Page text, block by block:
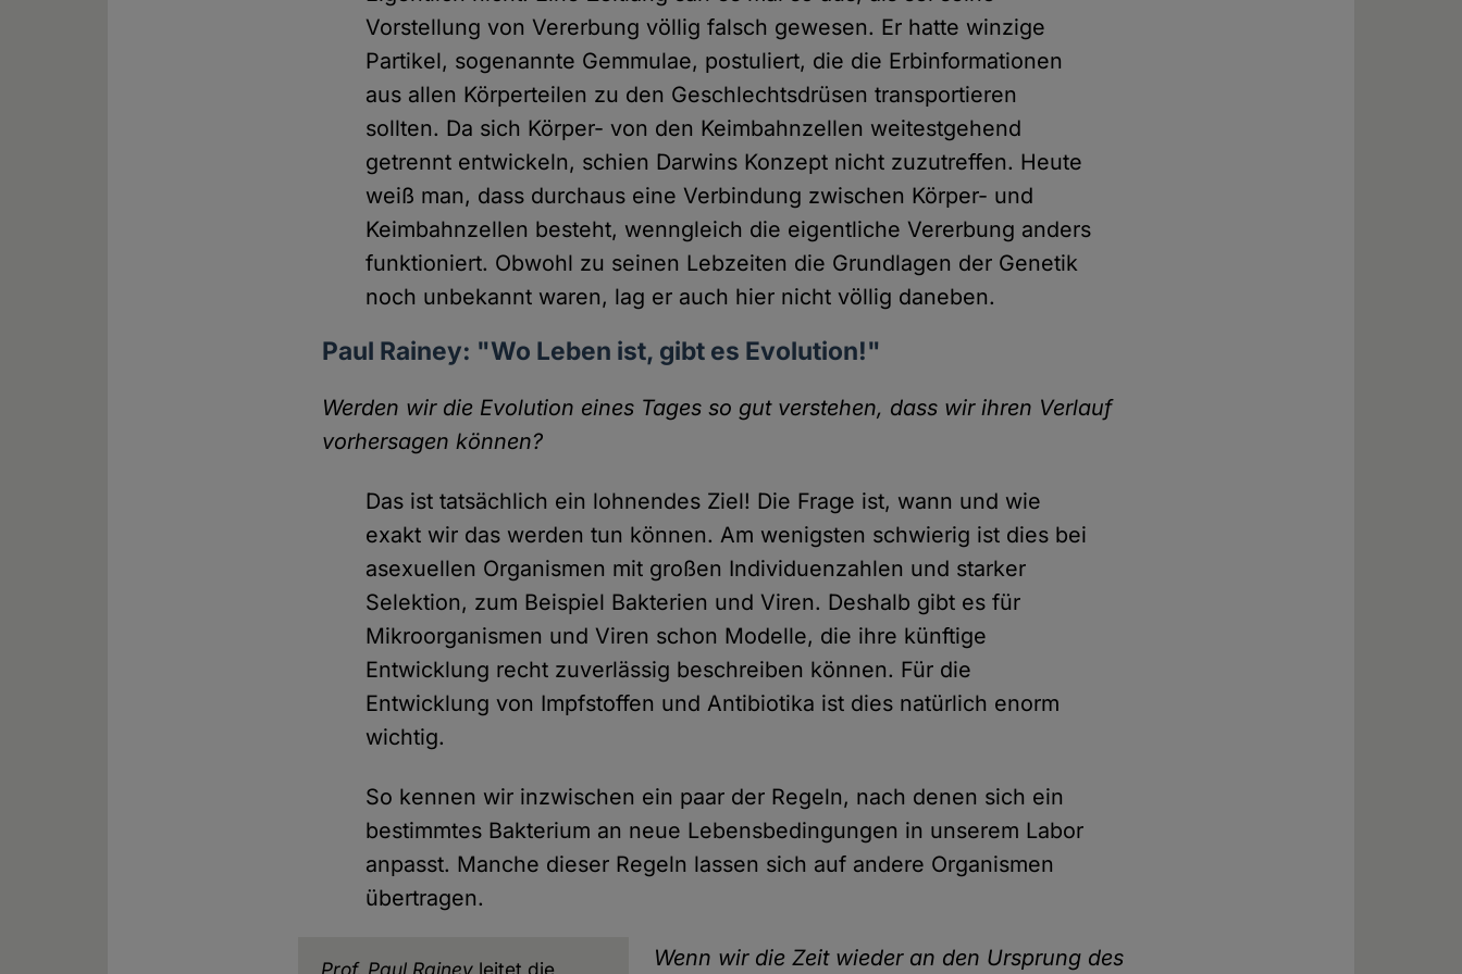
Vorstellung von Vererbung völlig falsch gewesen. Er hatte winzige
Partikel, sogenannte Gemmulae, postuliert, die die Erbinformationen
aus allen Körperteilen zu den Geschlechtsdrüsen transportieren
sollten. Da sich Körper- von den Keimbahnzellen weitestgehend
getrennt entwickeln, schien Darwins Konzept nicht zuzutreffen. Heute
weiß man, dass durchaus eine Verbindung zwischen Körper- und
Keimbahnzellen besteht, wenngleich die eigentliche Vererbung anders
funktioniert. Obwohl zu seinen Lebzeiten die Grundlagen der Genetik
noch unbekannt waren, lag er auch hier nicht völlig daneben.
Paul Rainey: "Wo Leben ist, gibt es Evolution!"
Werden wir die Evolution eines Tages so gut verstehen, dass wir ihren Verlauf
vorhersagen können?
Das ist tatsächlich ein lohnendes Ziel! Die Frage ist, wann und wie
exakt wir das werden tun können. Am wenigsten schwierig ist dies bei
asexuellen Organismen mit großen Individuenzahlen und starker
Selektion, zum Beispiel Bakterien und Viren. Deshalb gibt es für
Mikroorganismen und Viren schon Modelle, die ihre künftige
Entwicklung recht zuverlässig beschreiben können. Für die
Entwicklung von Impfstoffen und Antibiotika ist dies natürlich enorm
wichtig.
So kennen wir inzwischen ein paar der Regeln, nach denen sich ein
bestimmtes Bakterium an neue Lebensbedingungen in unserem Labor
anpasst. Manche dieser Regeln lassen sich auf andere Organismen
übertragen.
Prof. Paul Rainey leitet die Wenn wir die Zeit wieder an den Ursprung des